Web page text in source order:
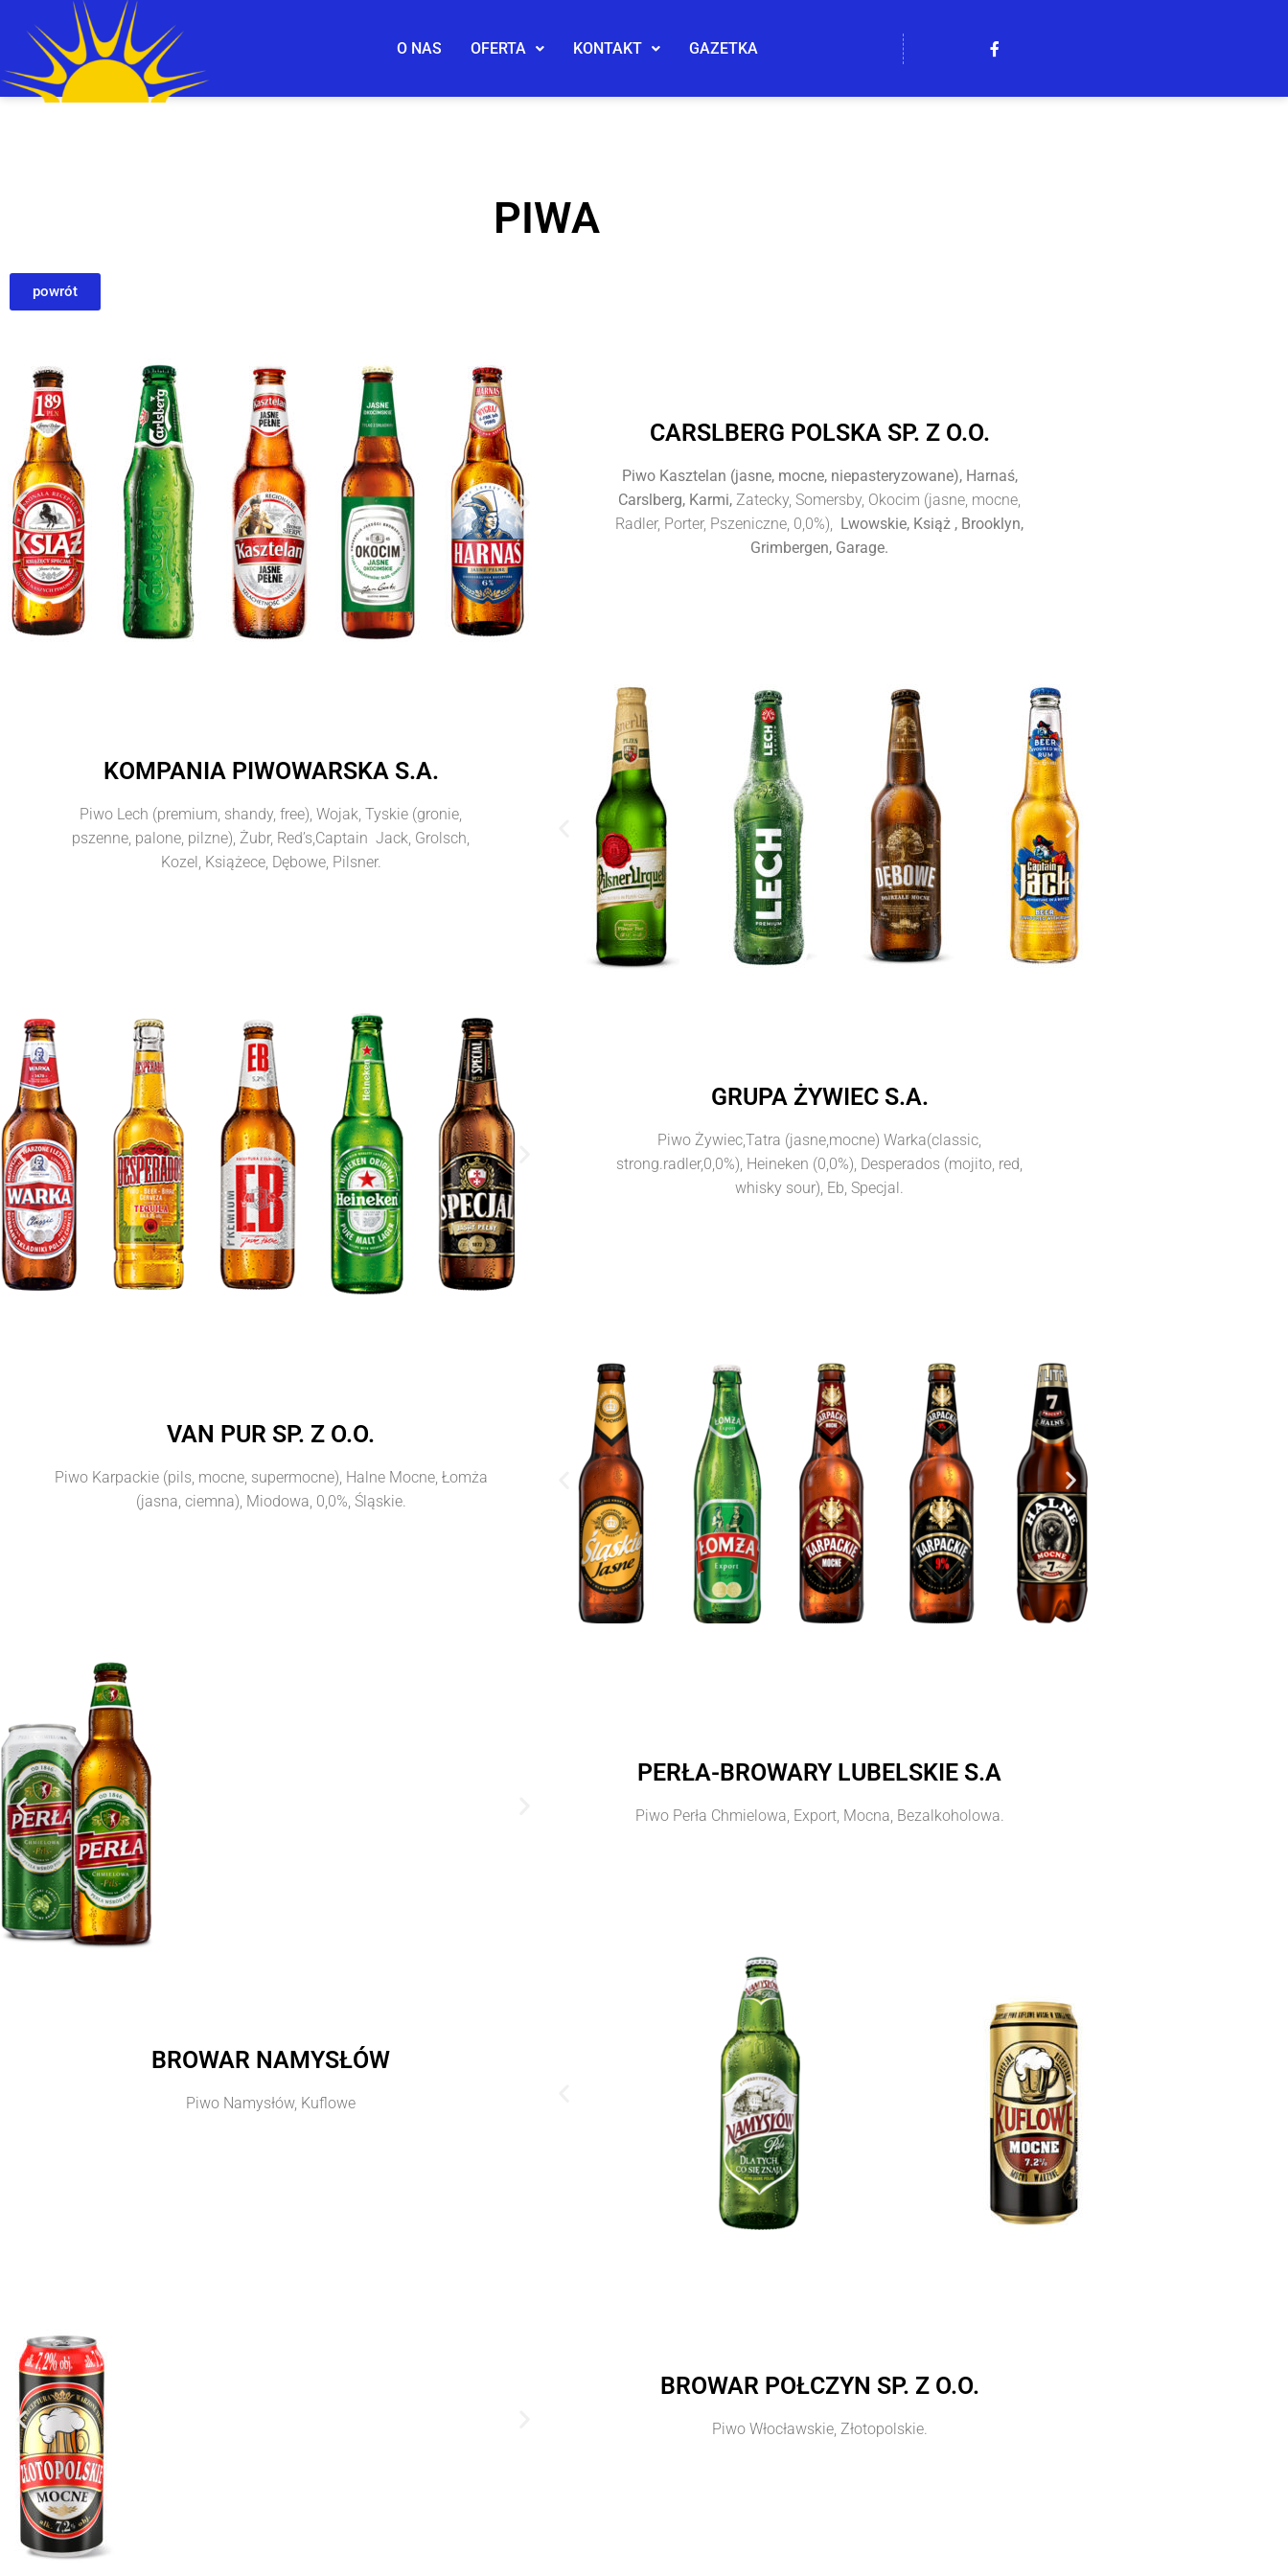
O NAS OFERTA KONTAKT GAZETKA
PIWA
powrót
CARSLBERG POLSKA SP. Z O.O.
Piwo Kasztelan (jasne, mocne, niepasteryzowane), Harnaś,
Carslberg, Karmi, Zatecky, Somersby, Okocim (jasne, mocne,
Radler, Porter, Pszeniczne, 0,0%),
Lwowskie, Książ , Brooklyn,
Grimbergen, Garage.
KOMPANIA PIWOWARSKA S.A.
Piwo Lech (premium, shandy, free), Wojak, Tyskie (gronie,
pszenne, palone, pilzne), Żubr, Red’s,Captain Jack, Grolsch,
Kozel, Książece, Dębowe, Pilsner.
GRUPA ŻYWIEC S.A.
Piwo Żywiec,Tatra (jasne,mocne) Warka(classic,
strong.radler,0,0%), Heineken (0,0%), Desperados (mojito, red,
whisky sour), Eb, Specjal.
VAN PUR SP. Z O.O.
Piwo Karpackie (pils, mocne, supermocne), Halne Mocne, Łomża
(jasna, ciemna), Miodowa, 0,0%, Śląskie.
PERŁA-BROWARY LUBELSKIE S.A
Piwo Perła Chmielowa, Export, Mocna, Bezalkoholowa.
BROWAR NAMYSŁÓW
Piwo Namysłów, Kuflowe
BROWAR POŁCZYN SP. Z O.O.
Piwo Włocławskie, Złotopolskie.